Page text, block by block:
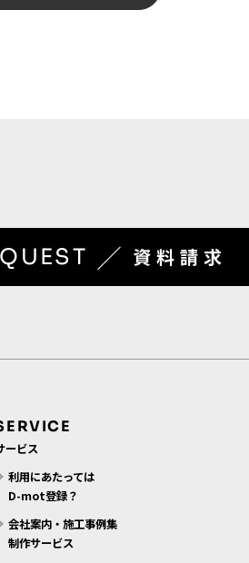
／ 資料請求
ービス
利用にあたっては
D-mot登録？
会社案内・施工事例集
制作サービス